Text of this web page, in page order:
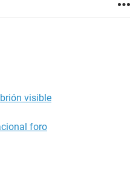
visible
foro